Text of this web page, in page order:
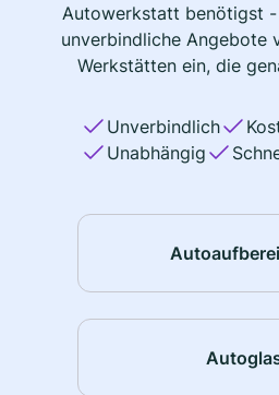
Autowerkstatt benötigst
unverbindliche Angebote
Werkstätten ein, die
Unverbindlich
Unabhängig